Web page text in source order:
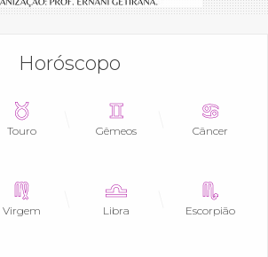
Horóscopo
Touro Gêmeos Câncer
Virgem Libra Escorpião